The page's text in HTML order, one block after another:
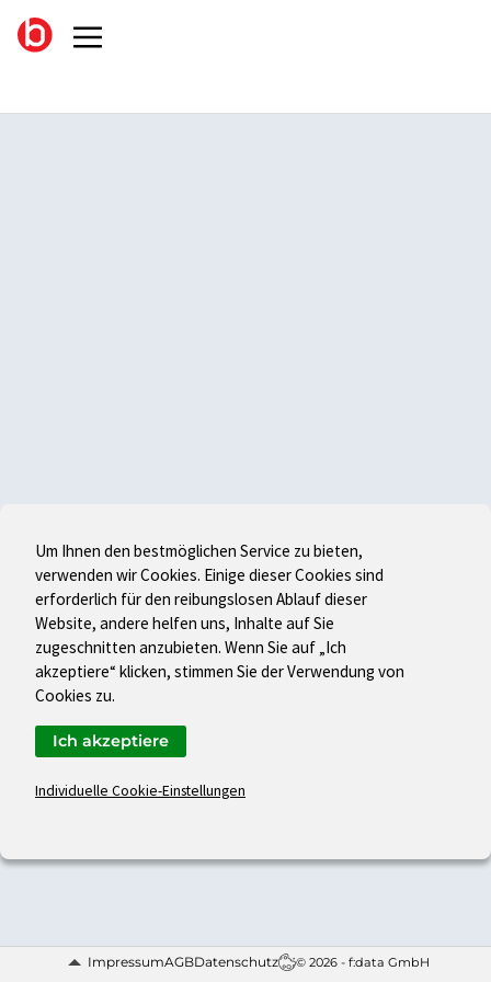
ImpressumAGBDatenschutz © 2026 - f:data GmbH
Um Ihnen den bestmöglichen Service zu bieten,
verwenden wir Cookies. Einige dieser Cookies sind
erforderlich für den reibungslosen Ablauf dieser
Website, andere helfen uns, Inhalte auf Sie
zugeschnitten anzubieten. Wenn Sie auf „Ich
akzeptiere“ klicken, stimmen Sie der Verwendung von
Cookies zu.
Individuelle Cookie-Einstellungen
Ich akzeptiere